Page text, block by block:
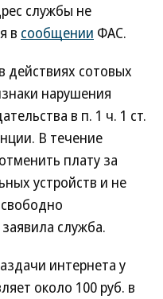
службы не
в сообщении ФАС.
действиях сотовых
нарушения
в п. 1 ч. 1 ст.
В течение
плату за
устройств и не
служба.
интернета у
около 100 руб. в